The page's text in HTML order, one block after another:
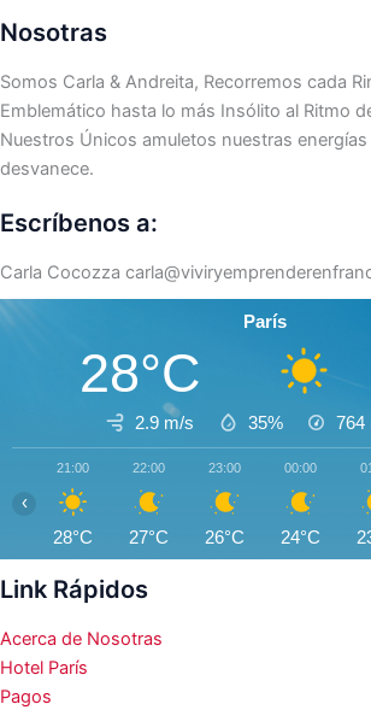
Nosotras
Somos Carla & Andreita, Recorremos cada
Emblemático hasta lo más Insólito al Ritmo
Nuestros Únicos amuletos nuestras
desvanece.
Escríbenos a:
Carla Cocozza
París
28°C
2.9 m/s 35% 764
21:00
28°C
22:00
27°C
23:00
26°C
00:00
24°C
‹
Link Rápidos
Acerca de Nosotras
Hotel París
Pagos